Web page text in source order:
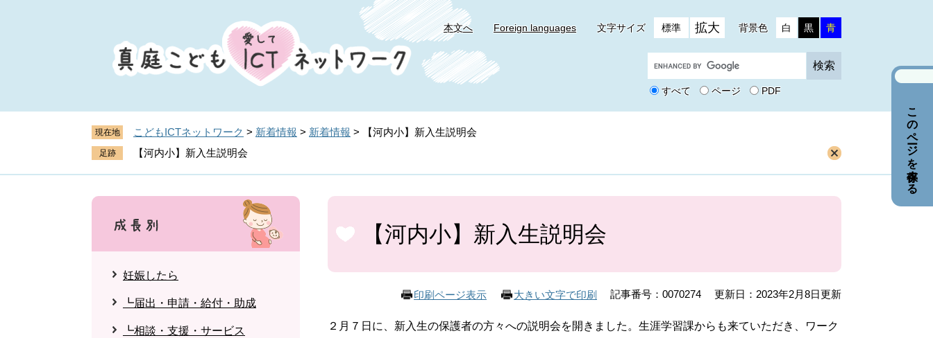
文
本文へ Foreign languages 文字サイズ 標準 拡大 背景色 白 黒 青
o
タ
すべて ページ PDF
現在地 こどもICTネットワーク > 新着情報 > 新着情報 >
【河内小】新入生説明会
【河内小】新入生説明会
本
【河内小】新入生説明会
印刷ページ表示 大きい文字で印刷 記事番号：0070274 更新日：2023年2月8日更新
２月７日に、新入生の保護者の方々への説明会を開きました。生涯学習課からも来ていただき、ワーク
妊娠したら
┗届出・申請・給付・助成
┗相談・支援・サービス
このページを保存する